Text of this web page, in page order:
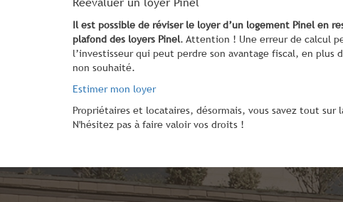
Il est possible de réviser le loyer d’un logement Pinel en
plafond des loyers Pinel. Attention ! Une erreur de calcul
l’investisseur qui peut perdre son avantage fiscal, en plus
non souhaité.
Estimer mon loyer
Propriétaires et locataires, désormais, vous savez tout sur
N'hésitez pas à faire valoir vos droits !